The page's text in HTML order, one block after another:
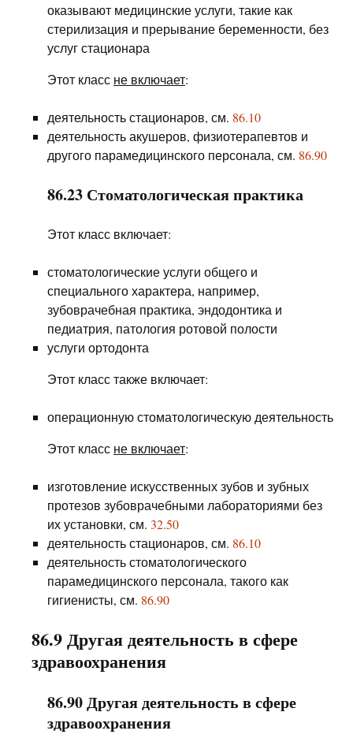
оказывают медицинские услуги, такие как
стерилизация и прерывание беременности, без
услуг стационара
Этот класс не включает:
деятельность стационаров, см. 86.10
деятельность акушеров, физиотерапевтов и
другого парамедицинского персонала, см. 86.90
86.23 Стоматологическая практика
Этот класс включает:
стоматологические услуги общего и
специального характера, например,
зубоврачебная практика, эндодонтика и
педиатрия, патология ротовой полости
услуги ортодонта
Этот класс также включает:
операционную стоматологическую деятельность
Этот класс не включает:
изготовление искусственных зубов и зубных
протезов зубоврачебными лабораториями без
их установки, см. 32.50
деятельность стационаров, см. 86.10
деятельность стоматологического
парамедицинского персонала, такого как
гигиенисты, см. 86.90
86.9 Другая деятельность в сфере
здравоохранения
86.90 Другая деятельность в сфере
здравоохранения